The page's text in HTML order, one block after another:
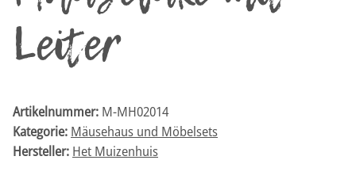
Leiter
Artikelnummer: M-MH02014
Kategorie: Mäusehaus und Möbelsets
Hersteller: Het Muizenhuis